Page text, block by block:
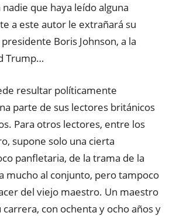
que haya leído alguna
a este autor le extrañará su
presidente Boris Johnson, a la
Trump…
resultar políticamente
parte de sus lectores británicos
Para otros lectores, entre los
supone solo una cierta
panfletaria, de la trama de la
mucho al conjunto, pero tampoco
del viejo maestro. Un maestro
carrera, con ochenta y ocho años y